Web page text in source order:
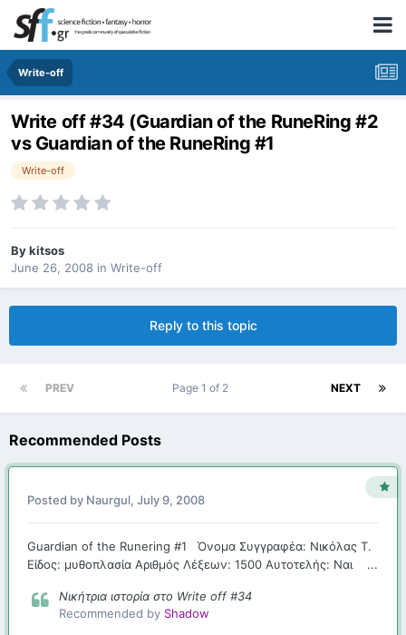
Write-off
Write off #34 (Guardian of the RuneRing #2
vs Guardian of the RuneRing #1
Write-off
Bykitsos
June 26, 2008 in Write-off
Reply to this topic
PREV NEXT
Page 1 of 2
Recommended Posts
Posted by Naurgul, July 9, 2008
Guardian of the Runering #1 Όνομα Συγγραφέα: Νικόλας Τ.
Είδος: μυθοπλασία Αριθμός Λέξεων: 1500 Αυτοτελής: Ναι ...
Νικήτρια ιστορία στο Write off #34
Recommended by Shadow